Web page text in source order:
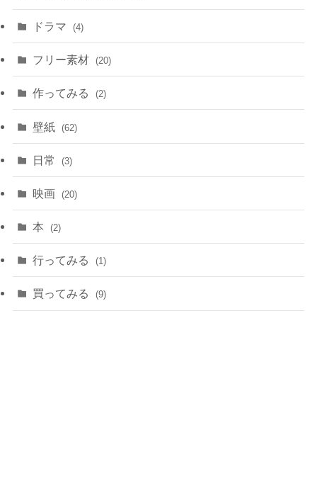
ドラマ (4)
フリー素材 (20)
作ってみる (2)
壁紙 (62)
日常 (3)
映画 (20)
本 (2)
行ってみる (1)
買ってみる (9)